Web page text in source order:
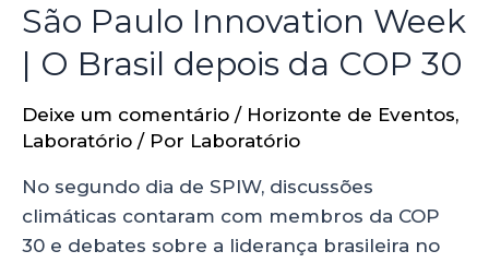
São Paulo Innovation Week
| O Brasil depois da COP 30
Deixe um comentário / Horizonte de Eventos,
Laboratório / Por Laboratório
No segundo dia de SPIW, discussões
climáticas contaram com membros da COP
30 e debates sobre a liderança brasileira no